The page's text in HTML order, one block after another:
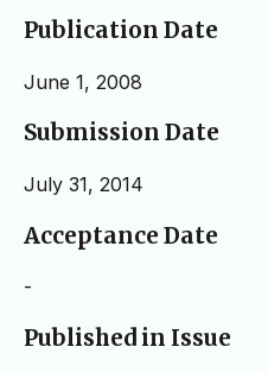
Publication Date
June 1, 2008
Submission Date
July 31, 2014
Acceptance Date
-
Published in Issue